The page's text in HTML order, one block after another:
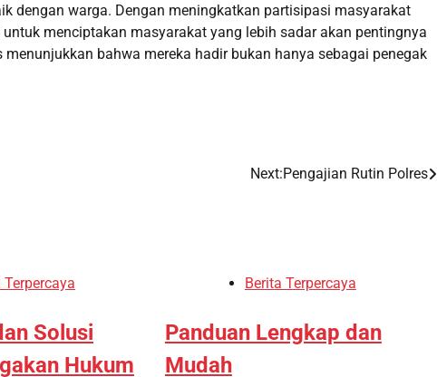
dengan warga. Dengan meningkatkan partisipasi masyarakat
menciptakan masyarakat yang lebih sadar akan pentingnya
bahwa mereka hadir bukan hanya sebagai penegak
Next:Pengajian Rutin Polres
Terpercaya
Solusi
Hukum
Berita Terpercaya
Panduan Lengkap dan
Mudah